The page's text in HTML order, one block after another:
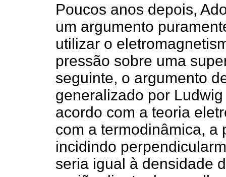
Poucos anos depois,
um argumento
utilizar o
pressão sobre uma
seguinte, o argumento
generalizado por
acordo com a teoria
com a termodinâmica, a
incidindo
seria igual à densidade